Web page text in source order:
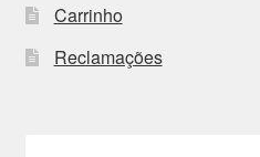
Carrinho
Reclamações